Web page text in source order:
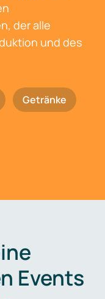
der alle
und des
Getränke
Events